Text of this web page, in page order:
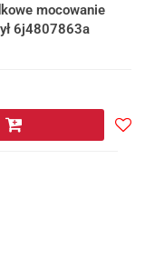
mocowanie
6j4807863a